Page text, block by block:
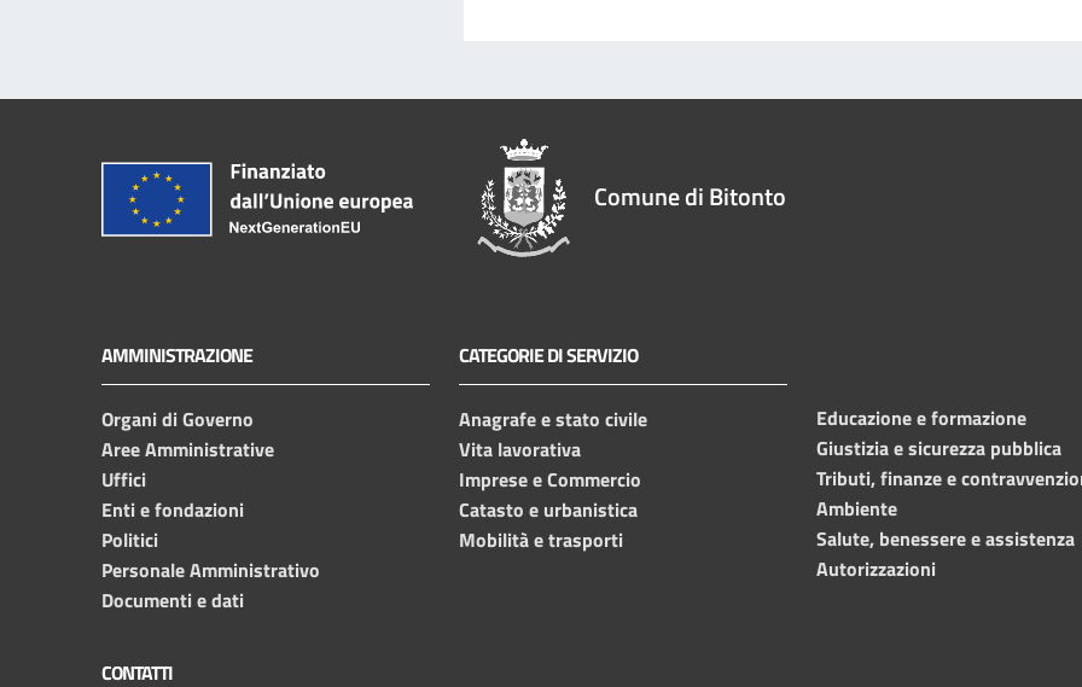
Comune di Bitonto
AMMINISTRAZIONE
Organi di Governo
Aree Amministrative
Uffici
Enti e fondazioni
Politici
Personale Amministrativo
Documenti e dati
CATEGORIE DI SERVIZIO
Anagrafe e stato civile
Vita lavorativa
Imprese e Commercio
Catasto e urbanistica
Mobilità e trasporti
Educazione e formazione
Giustizia e sicurezza pubblica
Tributi, finanze e
Ambiente
Salute, benessere e assistenza
Autorizzazioni
CONTATTI